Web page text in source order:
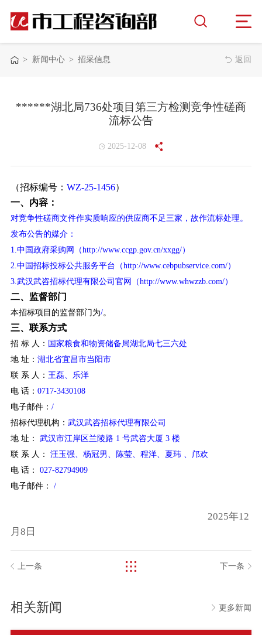
> 新闻中心 > 招采信息 返回
******湖北局736处项目第三方检测竞争性磋商
流标公告
2025-12-08
（招标编号： WZ-25-1456）
一、内容：
对竞争性磋商文件作实质响应的供应商不足三家，故作流标处理。
发布公告的媒介：
1.中国政府采购网（http://www.ccgp.gov.cn/xxgg/）
2.中国招标投标公共服务平台（http://www.cebpubservice.com/）
3.武汉武咨招标代理有限公司官网（http://www.whwzzb.com/）
二、监督部门
本招标项目的监督部门为/。
三、联系方式
招 标 人： 国家粮食和物资储备局湖北局七三六处
地 址： 湖北省宜昌市当阳市
联 系 人： 王磊、乐洋
电 话： 0717-3430108
电子邮件： /
招标代理机构： 武汉武咨招标代理有限公司
地 址： 武汉市江岸区兰陵路 1 号武咨大厦 3 楼
联 系 人： 汪玉强、杨冠男、陈莹、程洋、夏玮 、邝欢
电 话： 027-82794909
电子邮件： /
2025年12
月8日
上一条 下一条
相关新闻 更多新闻